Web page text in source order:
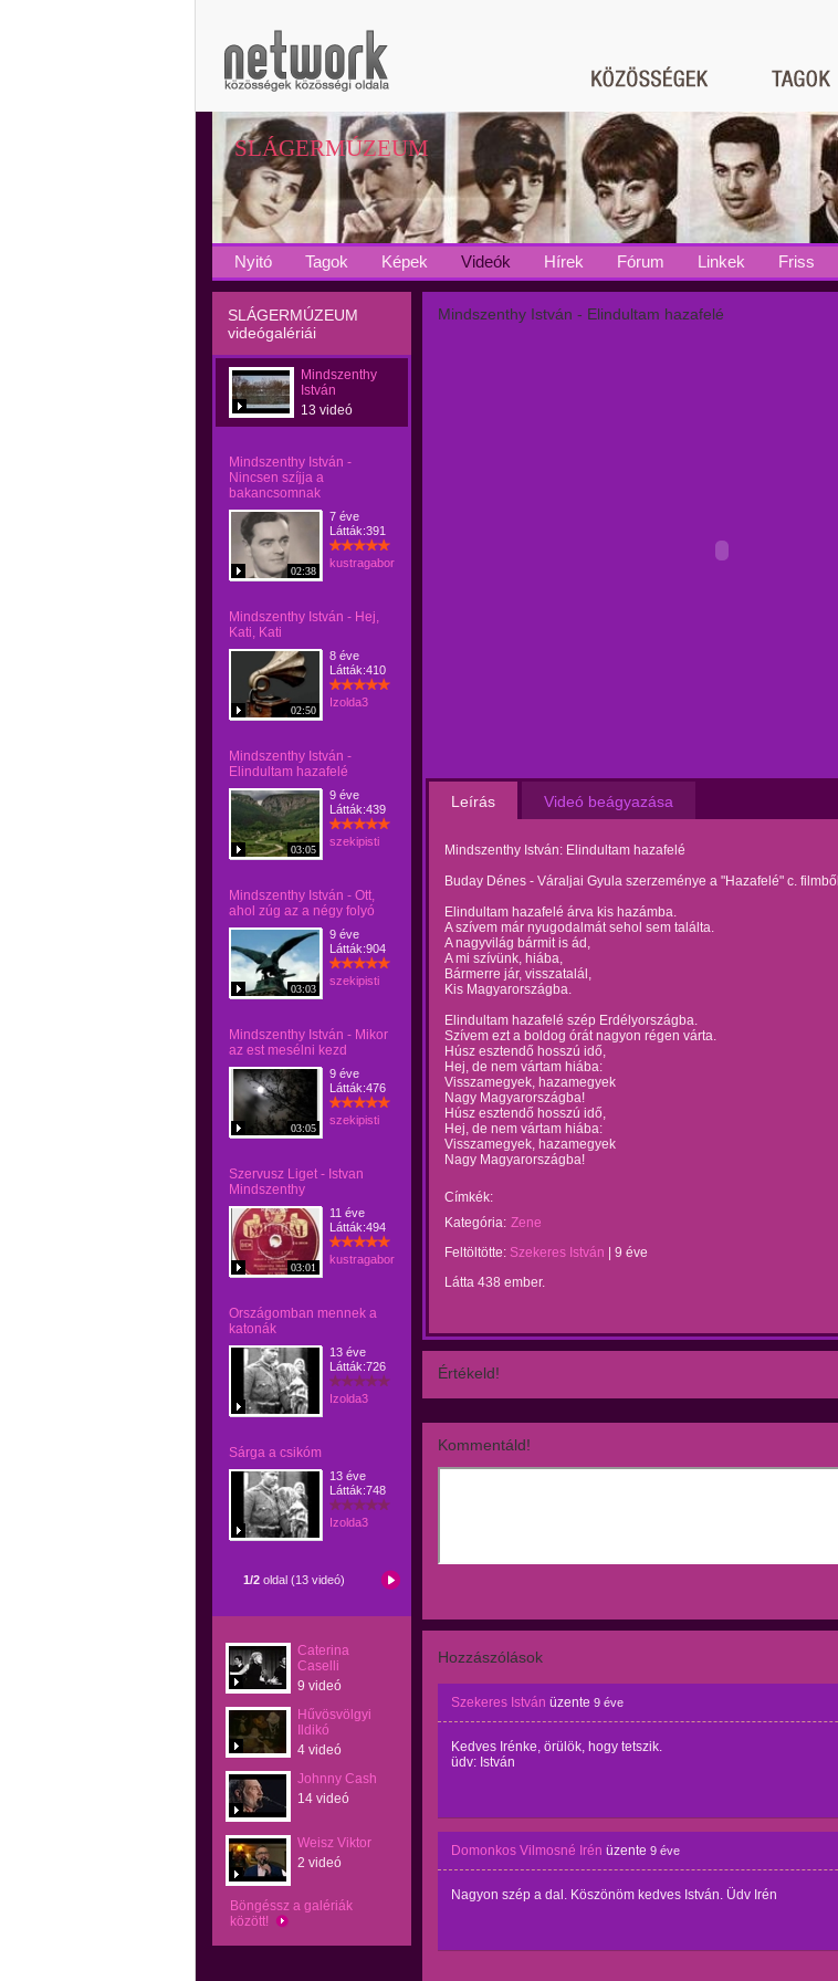
SLÁGERMÚZEUM
Nyitó Tagok Képek Videók Hírek Fórum Linkek Friss
SLÁGERMÚZEUM
videógalériái
Mindszenthy
István
13 videó
Mindszenthy István -
Nincsen szíjja a
bakancsomnak
02:38
7 éve
Látták:391
kustragabor
Mindszenthy István - Hej,
Kati, Kati
02:50
8 éve
Látták:410
Izolda3
Mindszenthy István -
Elindultam hazafelé
03:05
9 éve
Látták:439
szekipisti
Mindszenthy István - Ott,
ahol zúg az a négy folyó
03:03
9 éve
Látták:904
szekipisti
Mindszenthy István - Mikor
az est mesélni kezd
03:05
9 éve
Látták:476
szekipisti
Szervusz Liget - Istvan
Mindszenthy
03:01
11 éve
Látták:494
kustragabor
Országomban mennek a
katonák
13 éve
Látták:726
Izolda3
Sárga a csikóm
13 éve
Látták:748
Izolda3
1/2 oldal (13 videó)
Caterina
Caselli
9 videó
Hűvösvölgyi
Ildikó
4 videó
Johnny Cash
14 videó
Weisz Viktor
2 videó
Böngéssz a galériák
között!
Mindszenthy István - Elindultam hazafelé
Leírás Videó beágyazása
Mindszenthy István: Elindultam hazafelé
Buday Dénes - Váraljai Gyula szerzeménye a "Hazafelé" c. filmből
Elindultam hazafelé árva kis hazámba.
A szívem már nyugodalmát sehol sem találta.
A nagyvilág bármit is ád,
A mi szívünk, hiába,
Bármerre jár, visszatalál,
Kis Magyarországba.
Elindultam hazafelé szép Erdélyországba.
Szívem ezt a boldog órát nagyon régen várta.
Húsz esztendő hosszú idő,
Hej, de nem vártam hiába:
Visszamegyek, hazamegyek
Nagy Magyarországba!
Húsz esztendő hosszú idő,
Hej, de nem vártam hiába:
Visszamegyek, hazamegyek
Nagy Magyarországba!
Címkék:
Kategória: Zene
Feltöltötte: Szekeres István
9 éve
Látta 438 ember.
Értékeld!
Kommentáld!
Hozzászólások
Szekeres István üzente 9 éve
Kedves Irénke, örülök, hogy tetszik.
üdv: István
Domonkos Vilmosné Irén üzente 9 éve
Nagyon szép a dal. Köszönöm kedves István. Üdv Irén